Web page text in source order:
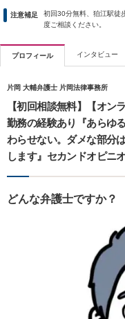
注意補足
初回30分無料、狛江駅徒
度ご相談ください。
プロフィール インタビュー
片岡 大輔弁護士 片岡法律事務所
【初回相談無料】【オ
勤務の経験あり『あらゆ
わらせない。ダメな部分
します』セカンドオピニ
どんな弁護士ですか？